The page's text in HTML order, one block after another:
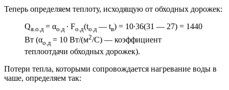
Теперь определяем теплоту, исходящую от обходных дорожек:
Qя.о.д = αо.д ∙ Fо.д(tо.д — tв) = 10∙36(31 — 27) = 1440
Вт (αо.д = 10 Вт/(м2/С) — коэффициент
теплоотдачи обходных дорожек).
Потери тепла, которыми сопровождается нагревание воды в
чаше, определяем так: